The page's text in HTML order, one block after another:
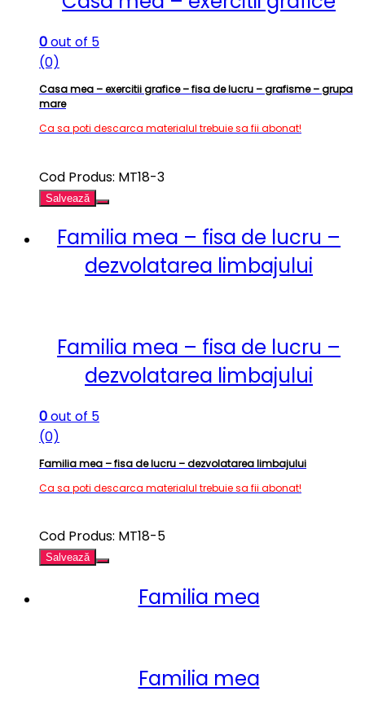
0out of 5
(0)
Casa mea – exercitii grafice – fisa de lucru – grafisme – grupa
mare
Ca sa poti descarca materialul trebuie sa fii abonat!
Cod Produs: MT18-3
Salvează
Familia mea – fisa de lucru –
dezvolatarea limbajului
Familia mea – fisa de lucru –
dezvolatarea limbajului
0out of 5
(0)
Familia mea – fisa de lucru – dezvolatarea limbajului
Ca sa poti descarca materialul trebuie sa fii abonat!
Cod Produs: MT18-5
Salvează
Familia mea
Familia mea